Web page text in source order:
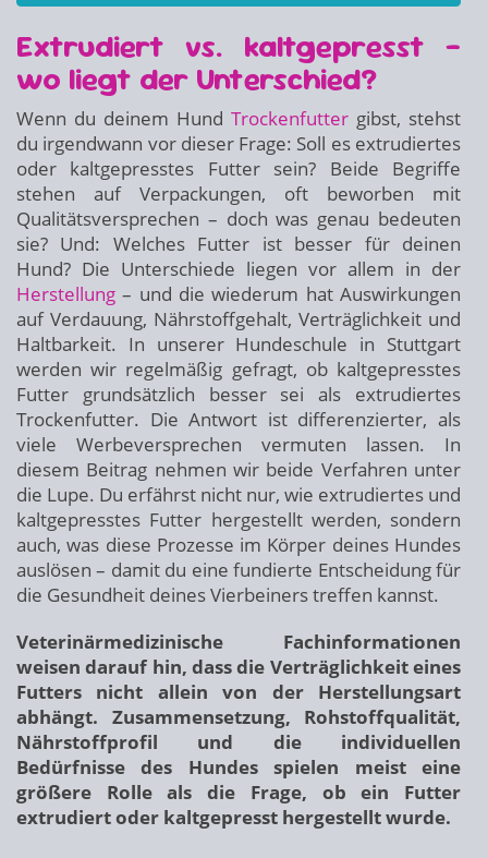
Extrudiert vs. kaltgepresst –
wo liegt der Unterschied?
Wenn du deinem Hund Trockenfutter gibst, stehst
du irgendwann vor dieser Frage: Soll es extrudiertes
oder kaltgepresstes Futter sein? Beide Begriffe
stehen auf Verpackungen, oft beworben mit
Qualitätsversprechen – doch was genau bedeuten
sie? Und: Welches Futter ist besser für deinen
Hund? Die Unterschiede liegen vor allem in der
Herstellung – und die wiederum hat Auswirkungen
auf Verdauung, Nährstoffgehalt, Verträglichkeit und
Haltbarkeit. In unserer Hundeschule in Stuttgart
werden wir regelmäßig gefragt, ob kaltgepresstes
Futter grundsätzlich besser sei als extrudiertes
Trockenfutter. Die Antwort ist differenzierter, als
viele Werbeversprechen vermuten lassen. In
diesem Beitrag nehmen wir beide Verfahren unter
die Lupe. Du erfährst nicht nur, wie extrudiertes und
kaltgepresstes Futter hergestellt werden, sondern
auch, was diese Prozesse im Körper deines Hundes
auslösen – damit du eine fundierte Entscheidung für
die Gesundheit deines Vierbeiners treffen kannst.
Veterinärmedizinische Fachinformationen
weisen darauf hin, dass die Verträglichkeit eines
Futters nicht allein von der Herstellungsart
abhängt. Zusammensetzung, Rohstoffqualität,
Nährstoffprofil und die individuellen
Bedürfnisse des Hundes spielen meist eine
größere Rolle als die Frage, ob ein Futter
extrudiert oder kaltgepresst hergestellt wurde.